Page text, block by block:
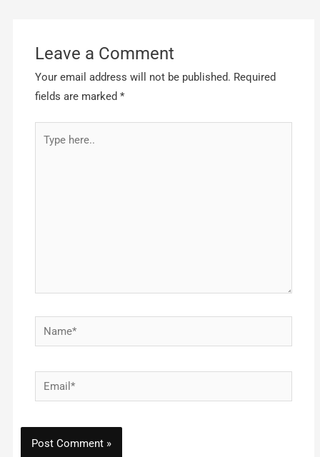
Leave a Comment
Your email address will not be published. Required
fields are marked*
Name*
Email*